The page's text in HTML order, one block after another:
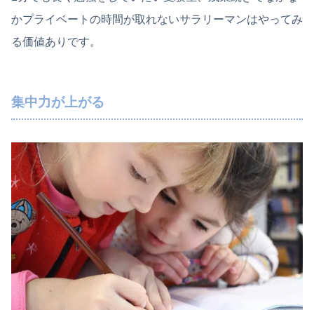
かプライベートの時間が取れないサラリーマンはやってみ
る価値ありです。
集中力が上がる